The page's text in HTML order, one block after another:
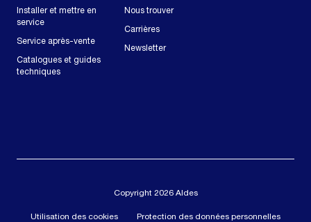
Installer et mettre en
service
Service après-vente
Catalogues et guides
techniques
Nous trouver
Carrières
Newsletter
Copyright 2026 Aldes
Utilisation des cookies Protection des données personnelles